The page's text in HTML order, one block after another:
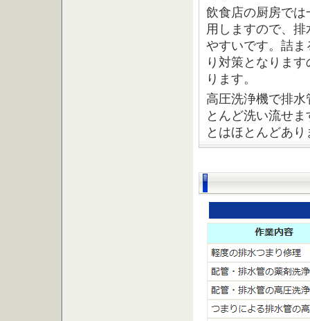
飲食店の厨房で
用しますので、
やすいです。詰
り対策となりま
ります。
高圧洗浄機で排
とんど洗い流せ
とはほとんどあり